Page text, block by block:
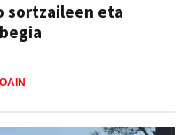
sortzaileen eta